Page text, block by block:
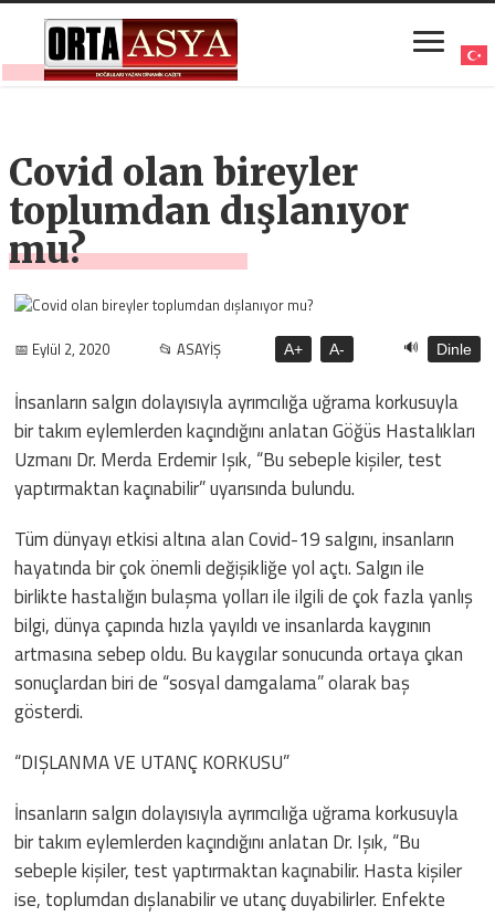
Covid olan bireyler
toplumdan dışlanıyor
mu?
📅 Eylül 2, 2020 📂 ASAYİŞ A+ A- 🔊 Dinle
İnsanların salgın dolayısıyla ayrımcılığa uğrama korkusuyla
bir takım eylemlerden kaçındığını anlatan Göğüs Hastalıkları
Uzmanı Dr. Merda Erdemir Işık, “Bu sebeple kişiler, test
yaptırmaktan kaçınabilir” uyarısında bulundu.
Tüm dünyayı etkisi altına alan Covid-19 salgını, insanların
hayatında bir çok önemli değişikliğe yol açtı. Salgın ile
birlikte hastalığın bulaşma yolları ile ilgili de çok fazla yanlış
bilgi, dünya çapında hızla yayıldı ve insanlarda kaygının
artmasına sebep oldu. Bu kaygılar sonucunda ortaya çıkan
sonuçlardan biri de “sosyal damgalama” olarak baş
gösterdi.
“DIŞLANMA VE UTANÇ KORKUSU”
İnsanların salgın dolayısıyla ayrımcılığa uğrama korkusuyla
bir takım eylemlerden kaçındığını anlatan Dr. Işık, “Bu
sebeple kişiler, test yaptırmaktan kaçınabilir. Hasta kişiler
ise, toplumdan dışlanabilir ve utanç duyabilirler. Enfekte